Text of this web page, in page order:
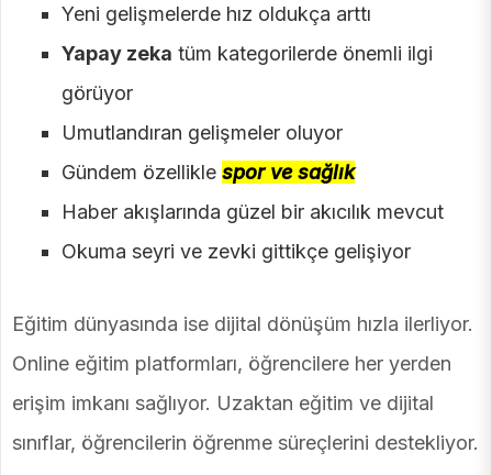
Yeni gelişmelerde hız oldukça arttı
Yapay zeka tüm kategorilerde önemli ilgi
görüyor
Umutlandıran gelişmeler oluyor
Gündem özellikle spor ve sağlık
Haber akışlarında güzel bir akıcılık mevcut
Okuma seyri ve zevki gittikçe gelişiyor
Eğitim dünyasında ise dijital dönüşüm hızla ilerliyor.
Online eğitim platformları, öğrencilere her yerden
erişim imkanı sağlıyor. Uzaktan eğitim ve dijital
sınıflar, öğrencilerin öğrenme süreçlerini destekliyor.